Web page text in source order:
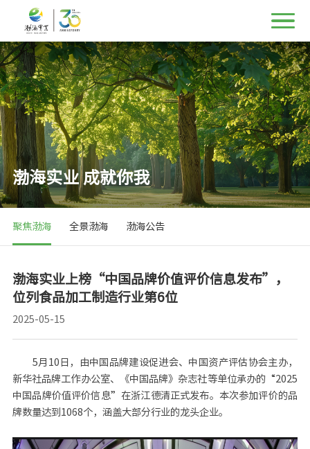
渤海实业 成就你我
聚焦渤海 全景渤海 渤海公告
渤海实业上榜“中国品牌价值评价信息发布”，
位列食品加工制造行业第6位
2025-05-15
5月10日，由中国品牌建设促进会、中国资产评估协会主办，
新华社品牌工作办公室、《中国品牌》杂志社等单位承办的“2025
中国品牌价值评价信息”在浙江德清正式发布。本次参加评价的品
牌数量达到1068个，涵盖大部分行业的龙头企业。